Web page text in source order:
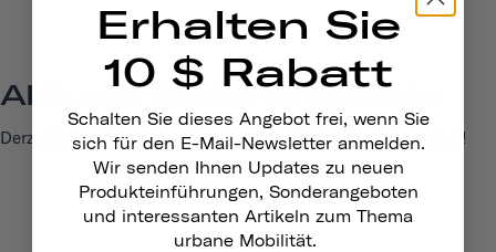
Aktuelle Stellenangebote
Derzeit keine offenen Stellen. Schauen Sie bald wieder vorbei!
Erhalten Sie
10 $ Rabatt
Schalten Sie dieses Angebot frei, wenn Sie
sich für den E-Mail-Newsletter anmelden.
Wir senden Ihnen Updates zu neuen
Produkteinführungen, Sonderangeboten
und interessanten Artikeln zum Thema
urbane Mobilität.